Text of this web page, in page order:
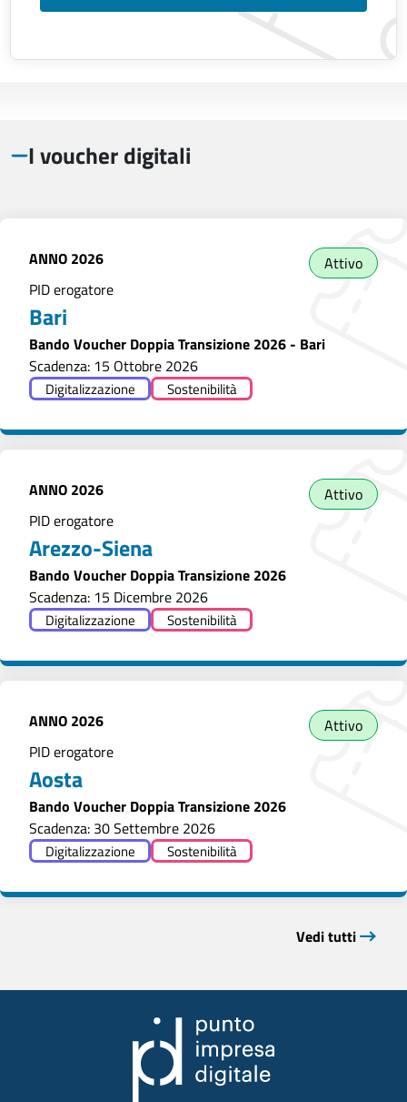
I voucher digitali
ANNO 2026
Attivo
PID erogatore
Bari
Bando Voucher Doppia Transizione 2026 - Bari
Scadenza: 15 Ottobre 2026
Digitalizzazione Sostenibilità
ANNO 2026
Attivo
PID erogatore
Arezzo-Siena
Bando Voucher Doppia Transizione 2026
Scadenza: 15 Dicembre 2026
Digitalizzazione Sostenibilità
ANNO 2026
Attivo
PID erogatore
Aosta
Bando Voucher Doppia Transizione 2026
Scadenza: 30 Settembre 2026
Digitalizzazione Sostenibilità
Vedi tutti